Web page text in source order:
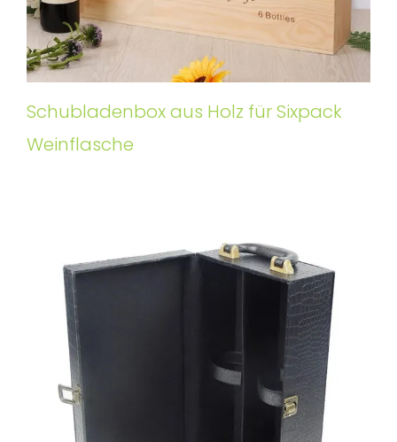
Schubladenbox aus Holz für Sixpack
Weinflasche